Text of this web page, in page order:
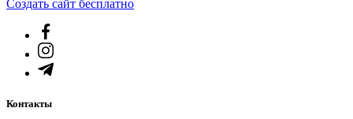
Создать cайт бесплатно
Контакты